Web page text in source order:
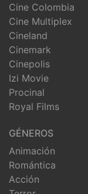
Cine Colombia
Cine Multiplex
Cineland
Cinemark
Cinepolis
Izi Movie
Procinal
Royal Films
GÉNEROS
Animación
Romántica
Acción